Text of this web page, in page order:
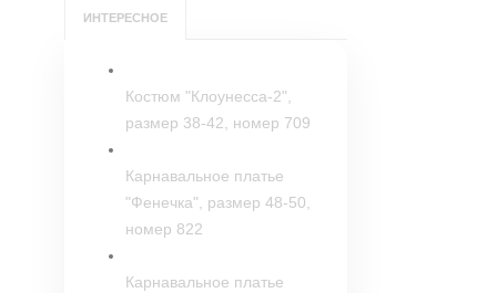
ИНТЕРЕСНОЕ
Костюм "Клоунесса-2",
размер 38-42, номер 709
Карнавальное платье
"Фенечка", размер 48-50,
номер 822
Карнавальное платье